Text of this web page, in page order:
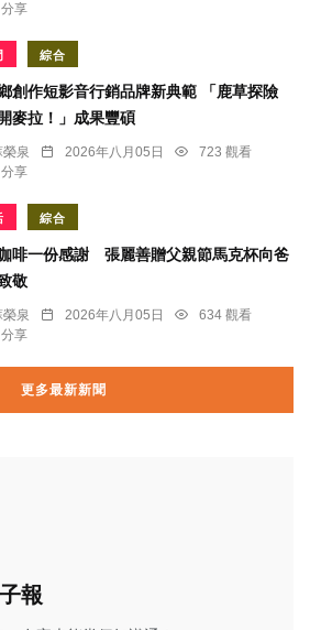
享
綜合
創作短影音行銷品牌新典範 「鹿草探險
麥拉！」成果豐碩
榮泉 2026年八月05日
723 觀看
享
綜合
啡一份感謝 張麗善贈父親節馬克杯向爸
敬
榮泉 2026年八月05日
634 觀看
享
更多最新新聞
報